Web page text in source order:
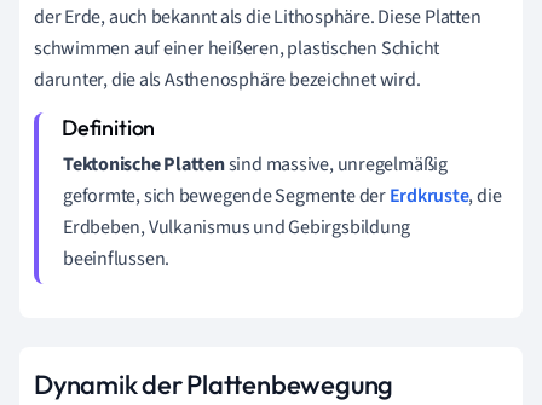
der Erde, auch bekannt als die Lithosphäre. Diese Platten
schwimmen auf einer heißeren, plastischen Schicht
darunter, die als Asthenosphäre bezeichnet wird.
Tektonische Plattensind massive, unregelmäßig
geformte, sich bewegende Segmente derErdkruste, die
Erdbeben, Vulkanismus und Gebirgsbildung
beeinflussen.
Dynamik der Plattenbewegung